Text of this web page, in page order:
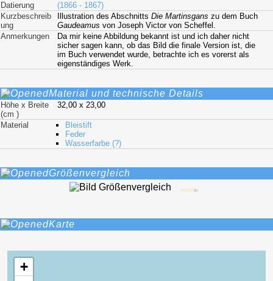
Datierung
(1866 - 1867)
Kurzbeschreib
ung
Illustration des AbschnittsDie Martinsgans zu dem Buch
Gaudeamus von Joseph Victor von Scheffel.
Anmerkungen
Da mir keine Abbildung bekannt ist und ich daher nicht
sicher sagen kann, ob das Bild die finale Version ist, die
im Buch verwendet wurde, betrachte ich es vorerst als
eigenständiges Werk.
Material und technische Details
Höhe x Breite
(cm )
32,00 x 23,00
Material
Bleistift
Feder
Wasserfarbe (?)
Größenvergleich
Karte
+